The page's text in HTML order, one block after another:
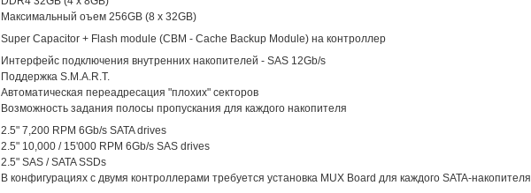
Максимальный оъем 256GB (8 x 32GB)
Super Capacitor + Flash module (CBM - Cache Backup Module) на контроллер
Интерфейс подключения внутренних накопителей - SAS 12Gb/s
Поддержка S.M.A.R.T.
Автоматическая переадресация "плохих" секторов
Возможность задания полосы пропускания для каждого накопителя
2.5" 7,200 RPM 6Gb/s SATA drives
2.5" 10,000 / 15'000 RPM 6Gb/s SAS drives
2.5" SAS / SATA SSDs
В конфигурациях с двумя контроллерами требуется установка MUX Board для каждого SATA-накопителя